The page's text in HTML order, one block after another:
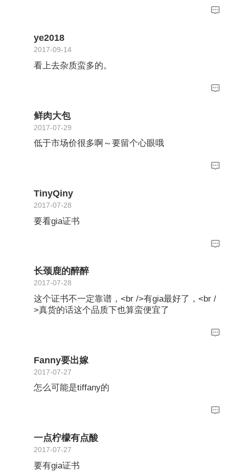
ye2018
2017-09-14
看上去杂质蛮多的。
鲜肉大包
2017-07-29
低于市场价很多啊～要留个心眼哦
TinyQiny
2017-07-28
要看gia证书
长颈鹿的醉醉
2017-07-28
这个证书不一定靠谱，<br />有gia最好了，<br /
>真货的话这个品质下也算蛮便宜了
Fanny要出嫁
2017-07-27
怎么可能是tiffany的
一点柠檬有点酸
2017-07-27
要有gia证书